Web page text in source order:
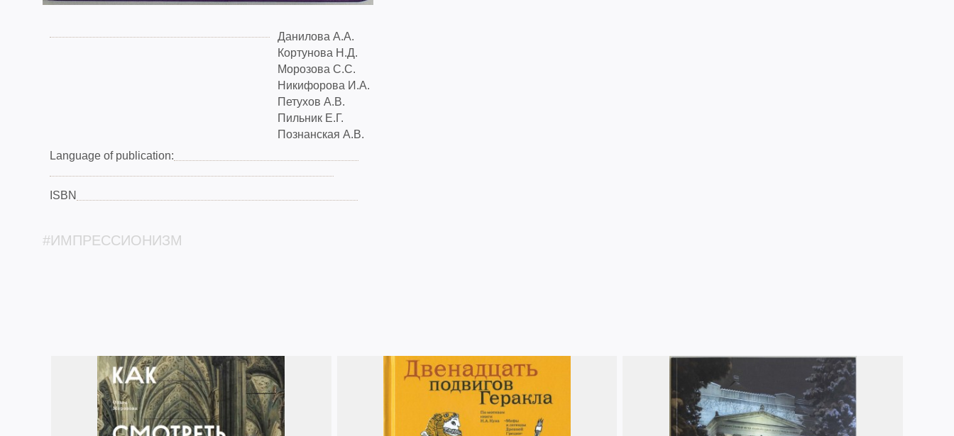
Данилова А.А.
Кортунова Н.Д.
Морозова С.С.
Никифорова И.А.
Петухов А.В.
Пильник Е.Г.
Познанская А.В.
Language of publication:
ISBN
#ИМПРЕССИОНИЗМ